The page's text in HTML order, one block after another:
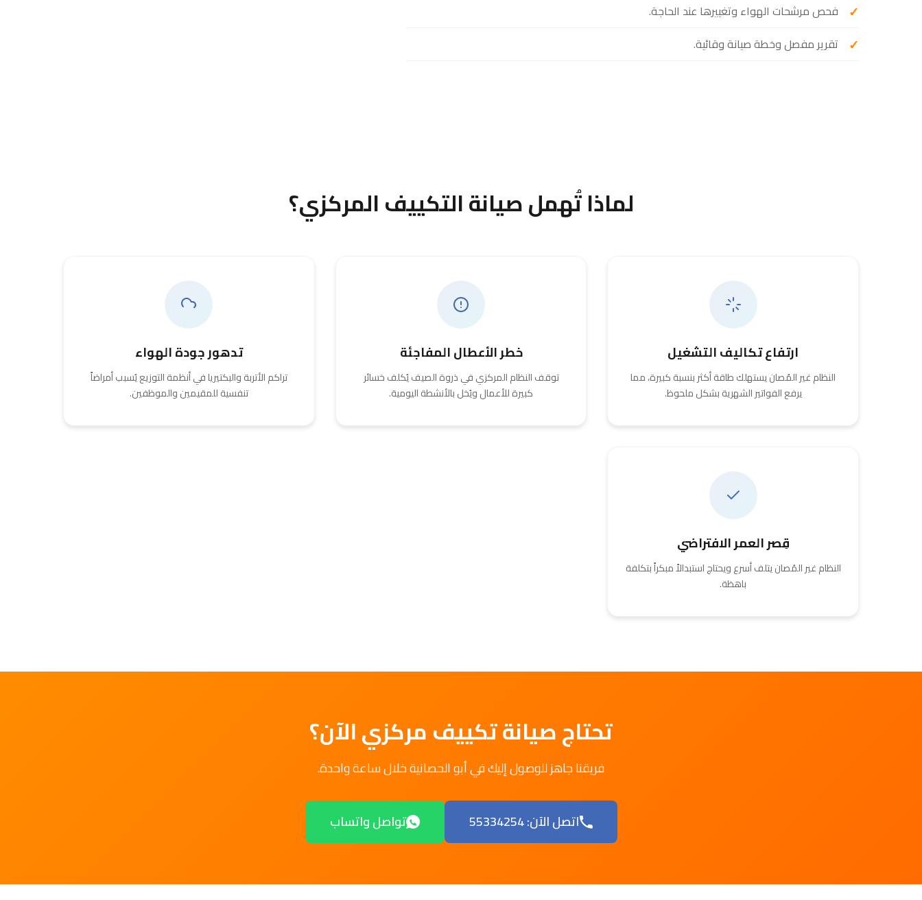
فحص مرشحات الهواء وتغييرها عند الحاجة.
تقرير مفصل وخطة صيانة وقائية.
لماذا تُهمل صيانة التكييف المركزي؟
ارتفاع تكاليف التشغيل
النظام غير المُصان يستهلك طاقة أكثر بنسبة كبيرة، مما
يرفع الفواتير الشهرية بشكل ملحوظ.
خطر الأعطال المفاجئة
توقف النظام المركزي في ذروة الصيف يُكلف خسائر
كبيرة للأعمال ويُخل بالأنشطة اليومية.
تدهور جودة الهواء
تراكم الأتربة والبكتيريا في أنظمة التوزيع يُسبب أمراضاً
تنفسية للمقيمين والموظفين.
قِصر العمر الافتراضي
النظام غير المُصان يتلف أسرع ويحتاج استبدالاً مبكراً بتكلفة
باهظة.
تحتاج صيانة تكييف مركزي الآن؟
فريقنا جاهز للوصول إليك في أبو الحصانية خلال ساعة واحدة.
اتصل الآن: 55334254 تواصل واتساب